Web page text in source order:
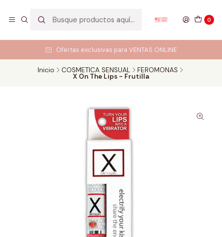
0
Ofertas exclusivas para VENTAS ONLINE
Inicio COSMETICA SENSUAL FEROMONAS
X On The Lips - Frutilla